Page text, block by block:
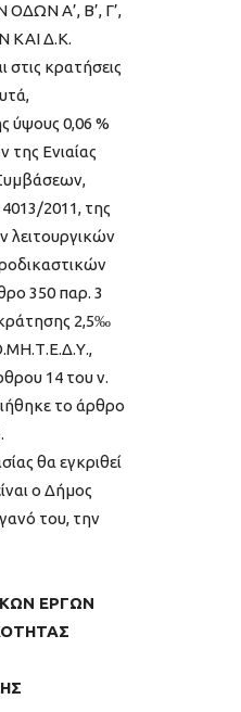
Α’, Β’, Γ’,
ΚΑΙ Δ.Κ.
στις κρατήσεις
ύψους 0,06 %
Ενιαίας
2011, της
λειτουργικών
350 παρ. 3
2,5‰
14 του ν.
το άρθρο
θα εγκριθεί
ο Δήμος
του, την
ΕΡΓΩΝ